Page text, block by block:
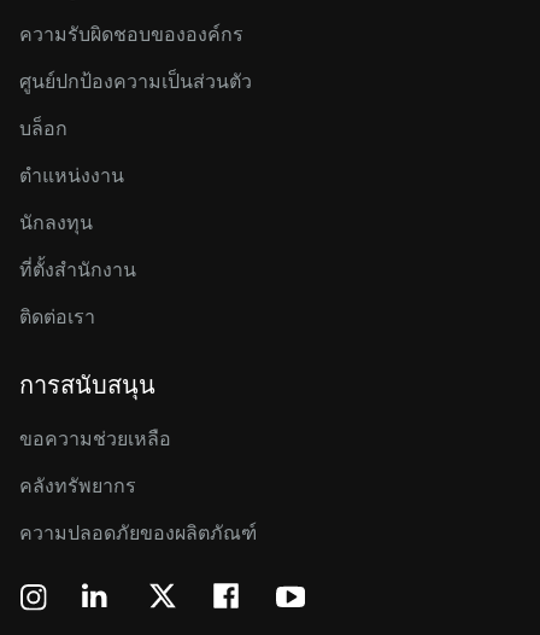
ความรับผิดชอบขององค์กร
ศูนย์ปกป้องความเป็นส่วนตัว
บล็อก
ตำแหน่งงาน
นักลงทุน
ที่ตั้งสำนักงาน
ติดต่อเรา
การสนับสนุน
ขอความช่วยเหลือ
คลังทรัพยากร
ความปลอดภัยของผลิตภัณฑ์